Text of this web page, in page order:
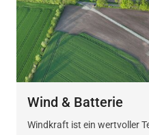
Wind & Batterie
Windkraft ist ein wertvoller